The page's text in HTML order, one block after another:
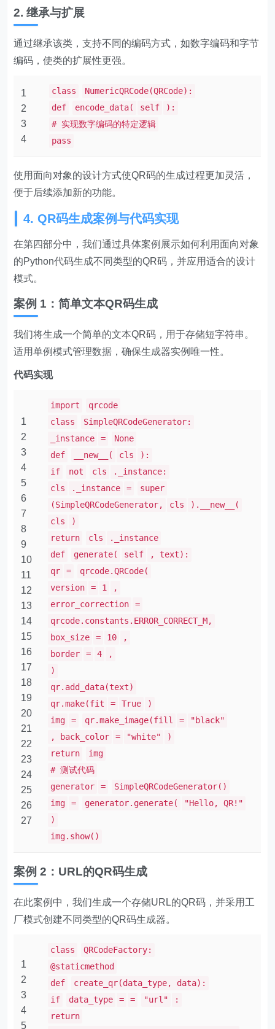
2. 继承与扩展
通过继承该类，支持不同的编码方式，如数字编码和字节
编码，使类的扩展性更强。
1
2
3
4
class
NumericQRCode(QRCode):
def
encode_data( self
):
# 实现数字编码的特定逻辑
pass
使用面向对象的设计方式使QR码的生成过程更加灵活，
便于后续添加新的功能。
4. QR码生成案例与代码实现
在第四部分中，我们通过具体案例展示如何利用面向对象
的Python代码生成不同类型的QR码，并应用适合的设计
模式。
案例 1：简单文本QR码生成
我们将生成一个简单的文本QR码，用于存储短字符串。
适用单例模式管理数据，确保生成器实例唯一性。
代码实现
1
2
3
4
5
6
7
8
9
10
11
12
13
14
15
16
17
18
19
20
21
22
23
24
25
26
27
import
qrcode
class
SimpleQRCodeGenerator:
_instance
=
None
def
__new__( cls
):
if
not cls
._instance:
cls
._instance =
super
(SimpleQRCodeGenerator,
cls
).__new__(
cls
)
return
cls
._instance
def
generate( self
, text):
qr
=
qrcode.QRCode(
version
= 1
,
error_correction
=
qrcode.constants.ERROR_CORRECT_M,
box_size
= 10
,
border
= 4
,
)
qr.add_data(text)
qr.make(fit
= True
)
img
= qr.make_image(fill =
"black"
, back_color
= "white"
)
return
img
# 测试代码
generator
=
SimpleQRCodeGenerator()
img
= generator.generate(
"Hello, QR!"
)
img.show()
案例 2：URL的QR码生成
在此案例中，我们生成一个存储URL的QR码，并采用工
厂模式创建不同类型的QR码生成器。
1
2
3
4
5
class
QRCodeFactory:
@staticmethod
def
create_qr(data_type, data):
if
data_type = = "url"
:
return